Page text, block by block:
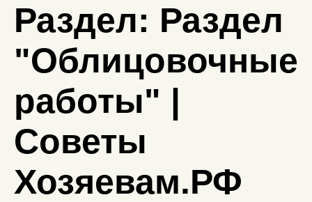
Раздел: Раздел
"Облицовочные
работы" |
Советы
Хозяевам.РФ